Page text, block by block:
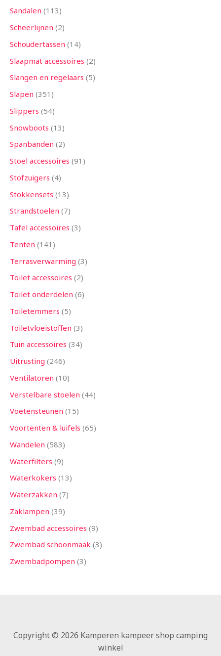
Sandalen 113
Scheerlijnen 2
Schoudertassen 14
Slaapmat accessoires 2
Slangen en regelaars 5
Slapen 351
Slippers 54
Snowboots 13
Spanbanden 2
Stoel accessoires 91
Stofzuigers 4
Stokkensets 13
Strandstoelen 7
Tafel accessoires 3
Tenten 141
Terrasverwarming 3
Toilet accessoires 2
Toilet onderdelen 6
Toiletemmers 5
Toiletvloeistoffen 3
Tuin accessoires 34
Uitrusting 246
Ventilatoren 10
Verstelbare stoelen 44
Voetensteunen 15
Voortenten & luifels 65
Wandelen 583
Waterfilters 9
Waterkokers 13
Waterzakken 7
Zaklampen 39
Zwembad accessoires 9
Zwembad schoonmaak 3
Zwembadpompen 3
Copyright © 2026 Kamperen kampeer shop camping
winkel